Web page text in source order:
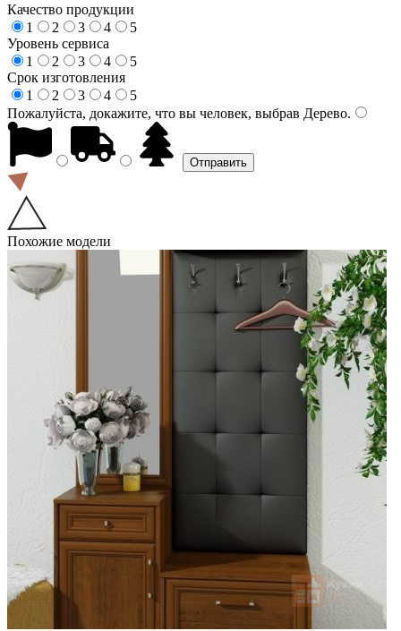
Качество продукции
1
2 3 4
5
Уровень сервиса
1
2 3 4
5
Срок изготовления
1
2 3 4
5
Пожалуйста, докажите, что вы человек, выбрав Дерево.
Похожие модели